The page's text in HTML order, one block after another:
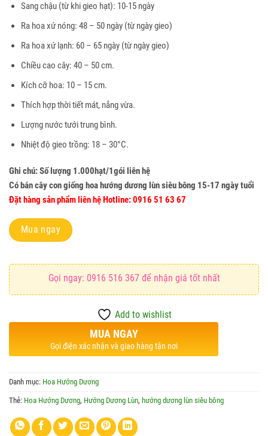
Sang chậu (từ khi gieo hạt): 10-15 ngày
Ra hoa xứ nóng: 48 – 50 ngày (từ ngày gieo)
Ra hoa xứ lạnh: 60 – 65 ngày (từ ngày gieo)
Chiều cao cây: 40 – 50 cm.
Kích cỡ hoa: 10 – 15 cm.
Thích hợp thời tiết mát, nắng vừa.
Lượng nước tưới trung bình.
Nhiệt độ gieo trồng: 18 – 30°C.
Ghi chú: Số lượng 1.000hạt/1gói liên hệ
Có bán cây con giống hoa hướng dương lùn siêu bông 15-17 ngày tuổi
Đặt hàng sản phẩm liên hệ Hotline: 0916 51 63 67
Mua ngay
Gọi ngay: 0916 516 367 để nhận giá tốt nhất
Add to wishlist
MUA NGAY
Gọi điện xác nhận và giao hàng tận nơi
Danh mục: Hoa Hướng Dương
Thẻ: Hoa Hướng Dương, Hướng Dương Lùn, hướng dương lùn siêu bông